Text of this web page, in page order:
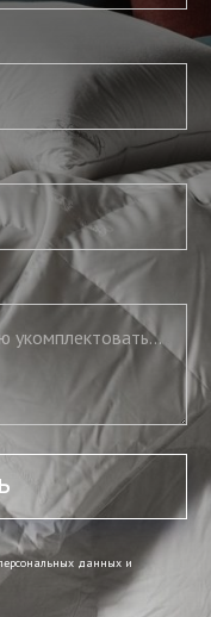
Нужны подушки, нужно полностью укомплектовать постель, нужны скатерть и салфетки
данных и